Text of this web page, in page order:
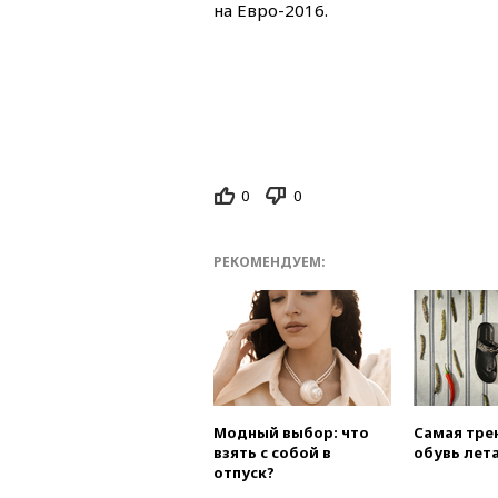
на Евро-2016.
0 0
РЕКОМЕНДУЕМ:
Модный выбор: что
взять с собой в
отпуск?
Самая
обувь